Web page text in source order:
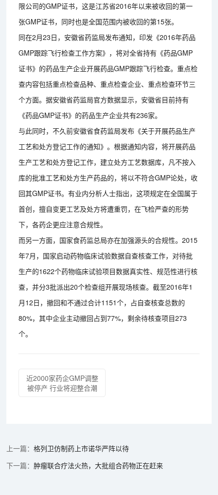
限公司的GMP证书，这是江苏省2016年以来被收回的第一
张GMP证书，同时也是全国范围内被收回的第15张。
同在2月23日，安徽省药监局发布通知，印发《2016年药品
GMP跟踪飞行检查工作方案》，将对全省持有《药品GMP
证书》的药品生产企业开展药品GMP跟踪飞行检查。重点检
查内容包括重点检查品种、重点检查企业、重点检查环节三
个方面。据安徽省药监局官方数据显示，安徽省目前持有
《药品GMP证书》的药品生产企业共有236家。
与此同时，不久前安徽省食药监局发布《关于开展药品生产
工艺和处方登记工作的通知》。根据通知内容，将开展药品
生产工艺和处方登记工作，建立处方工艺数据库，凡不按入
库的批准工艺和处方生产药品的，将以不符合GMP论处，收
回其GMP证书。有业内分析人士指出，这项规定在全国属于
首创，擅自变更工艺及处方将遭重罚，在飞检严查的形势
下，各药企更应注意合规性。
而另一方面，国家食药监总局亦在加强源头的合规性。2015
年7月，国家启动药物临床试验数据自查核查工作，对待批
生产的1622个药物临床试验项目数据真实性、规范性进行核
查，并分3批派出20个检查组开展现场核查。截至2016年1
月12日，撤回和不通过合计1151个，占自查核查总数的
80%，其中企业主动撤回占到77%，剩余待核查项目273
个。
近2000家药企GMP调整
被停产 行业将迎整合潮
格列卫仿制药上市诺华严阵以待
肿瘤联合疗法火热，大批组合药物正在赶来